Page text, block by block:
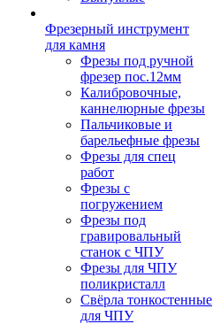
Фрезерный инструмент
для камня
Фрезы под ручной
фрезер пос.12мм
Калибровочные,
каннелюрные фрезы
Пальчиковые и
барельефные фрезы
Фрезы для спец
работ
Фрезы с
погружением
Фрезы под
гравировальный
станок с ЧПУ
Фрезы для ЧПУ
поликристалл
Свёрла тонкостенные
для ЧПУ